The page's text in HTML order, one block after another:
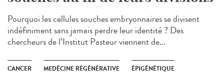
Pourquoi les cellules souches embryonnaires se divisent
indéfiniment sans jamais perdre leur identité ? Des
chercheurs de l’Institut Pasteur viennent de...
CANCER MEDÉCINE RÉGÉNÉRATIVE ÉPIGÉNÉTIQUE